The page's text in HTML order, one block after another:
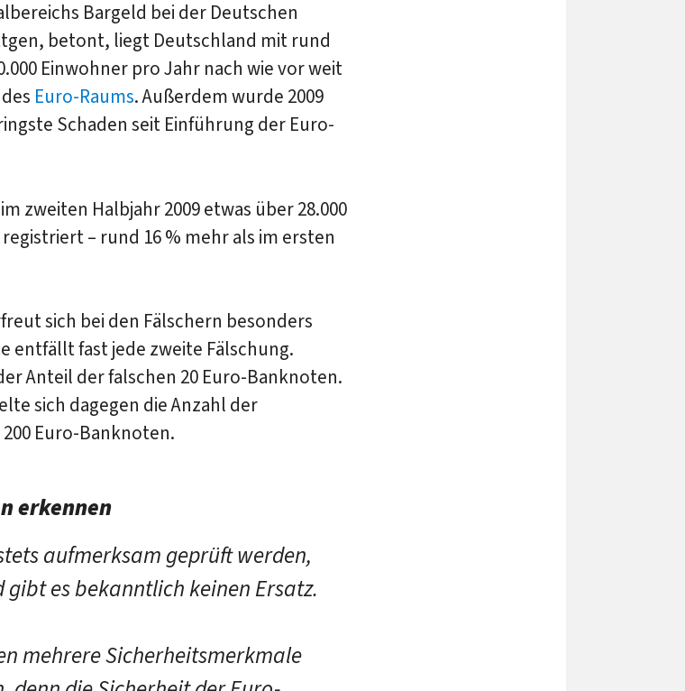
Bargeld bei der Deutschen
betont, liegt Deutschland mit rund
Einwohner pro Jahr nach wie vor weit
Euro-Raums. Außerdem wurde 2009
Schaden seit Einführung der Euro-
zweiten Halbjahr 2009 etwas über 28.000
– rund 16 % mehr als im ersten
sich bei den Fälschern besonders
entfällt fast jede zweite Fälschung.
Anteil der falschen 20 Euro-Banknoten.
sich dagegen die Anzahl der
Euro-Banknoten.
erkennen
aufmerksam geprüft werden,
gibt es bekanntlich keinen Ersatz.
mehrere Sicherheitsmerkmale